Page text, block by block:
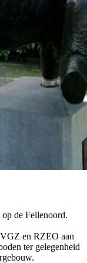
de Fellenoord.
en RZEO aan
ter gelegenheid